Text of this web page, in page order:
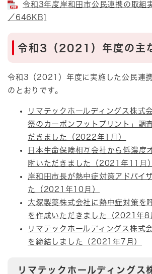
令和3年度岸和田市公民連携の取組
／646KB]
令和3（2021）年度の主
令和3（2021）年度に実施した公民連
のとおりです。
リマテックホールディングス株式
祭のカーボンフットプリント」調
だきました（2022年1月）
日本生命保険相互会社から低濃度
附いただきました（2021年11月）
岸和田市長が熱中症対策アドバイ
た（2021年10月）
大塚製薬株式会社に熱中症対策を
を作成いただきました（2021年8
リマテックホールディングス株式
を締結しました（2021年7月）
リマテックホールディングス